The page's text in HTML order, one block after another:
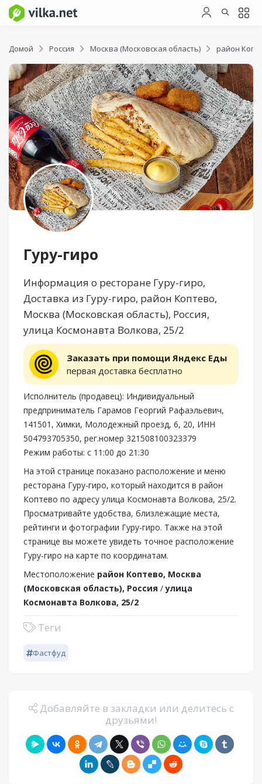
Домой Россия Москва (Московская область) район
Гуру-гиро
Информация о ресторане Гуру-гиро,
Доставка из Гуру-гиро, район Коптево,
Москва (Московская область), Россия,
улица Космонавта Волкова, 25/2
Заказать при помощи Яндекс Еды
первая доставка бесплатно
Исполнитель (продавец): Индивидуальный
предприниматель Гарамов Георгий Рафаэльевич,
141501, Химки, Молодежный проезд, 6, 20, ИНН
504793705350, рег.номер 321508100323379
Режим работы: с 11:00 до 21:30
На этой странице показано расположение и меню
ресторана Гуру-гиро, который находится в район
Коптево по адресу улица Космонавта Волкова, 25/2.
Просматривайте удобства, близлежащие места,
рейтинги и фотографии Гуру-гиро. Также на этой
странице вы можете увидеть точное расположение
Гуру-гиро на карте по координатам.
Местоположение район Коптево, Москва
(Московская область), Россия /улица
Космонавта Волкова, 25/2
Теги
Фастфуд
Добавляйте в закладки или делитесь с
друзьями!